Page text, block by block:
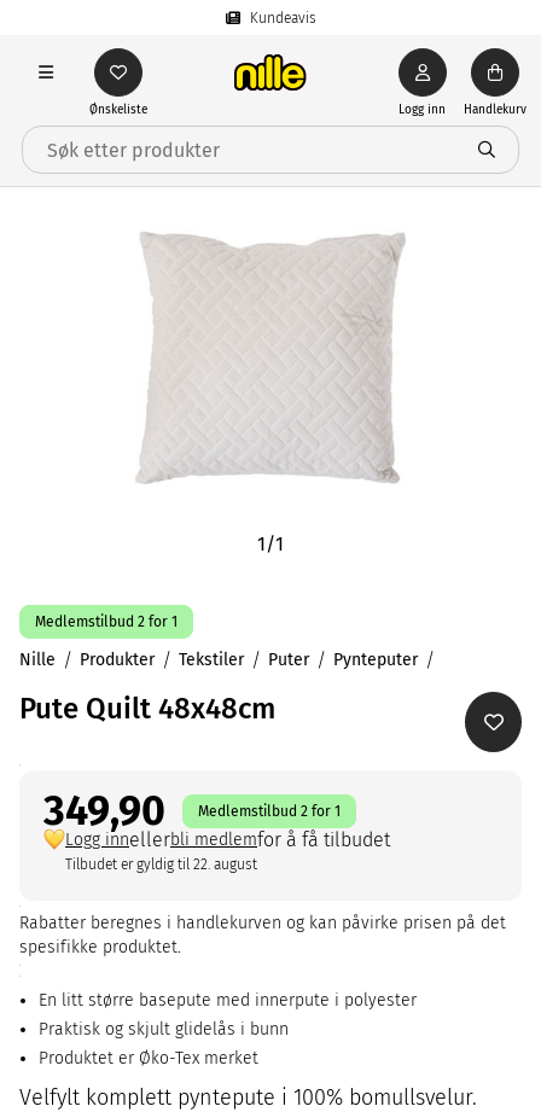
Kundeavis
Ønskeliste Logg inn Handlekurv
1/1
Medlemstilbud 2 for 1
Nille Produkter Tekstiler Puter Pynteputer
Pute Quilt 48x48cm
349,90 Medlemstilbud 2 for 1
Logg innellerbli medlemfor å få tilbudet
Tilbudet er gyldig til 22. august
Rabatter beregnes i handlekurven og kan påvirke prisen på det
spesifikke produktet.
En litt større basepute med innerpute i polyester
Praktisk og skjult glidelås i bunn
Produktet er Øko-Tex merket
Velfylt komplett pyntepute i 100% bomullsvelur.